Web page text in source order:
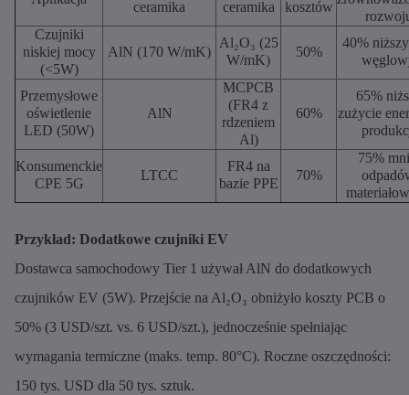
ceramika
ceramika
kosztów
Czujniki
niskiej mocy
(<5W)
AlN (170 W/mK)
Al₂O₃ (25
W/mK)
50%
40%
Przemysłowe
oświetlenie
LED (50W)
AlN
MCPCB
(FR4 z
rdzeniem
Al)
60%
65%
zużycie
Konsumenckie
CPE 5G
LTCC
FR4 na
bazie PPE
70%
75%
Przykład: Dodatkowe czujniki EV
Dostawca samochodowy Tier 1 używał AlN do dodatkowych
czujników EV (5W). Przejście na Al₂O₃ obniżyło koszty PCB o
50% (3 USD/szt. vs. 6 USD/szt.), jednocześnie spełniając
wymagania termiczne (maks. temp. 80°C). Roczne oszczędności:
150 tys. USD dla 50 tys. sztuk.